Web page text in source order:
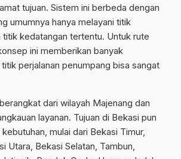
tujuan. Sistem ini berbeda dengan
umumnya hanya melayani titik
kedatangan tertentu. Untuk rute
ini memberikan banyak
perjalanan penumpang bisa sangat
dari wilayah Majenang dan
layanan. Tujuan di Bekasi pun
mulai dari Bekasi Timur,
Utara, Bekasi Selatan, Tambun,